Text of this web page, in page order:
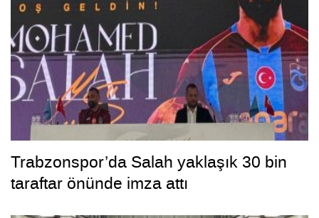
Trabzonspor’da Salah yaklaşık 30 bin
taraftar önünde imza attı